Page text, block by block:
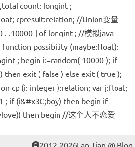
longint ;
cpresult:relation; //Union变量
. .10000 ] of longint ; //模拟java
possibility (maybe:float):
; begin i:=random( 10000 ); if
then exit ( false ) else exit ( true );
cp (i: integer ):relation; var j:float;
; if (i&#x3C;boy) then begin if
then begin //这个人不恋爱
2012-2026Lan Tian @ Blog